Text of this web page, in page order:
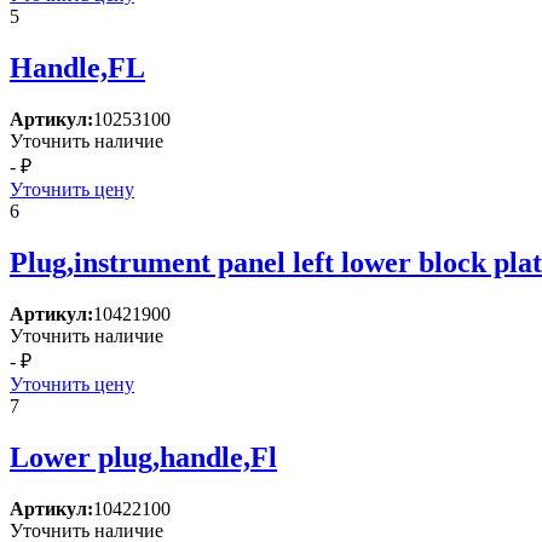
5
Handle,FL
Артикул:10253100
Уточнить наличие
- ₽
Уточнить цену
6
Plug,instrument panel left lower block
Артикул:10421900
Уточнить наличие
- ₽
Уточнить цену
7
Lower plug,handle,Fl
Артикул:10422100
Уточнить наличие